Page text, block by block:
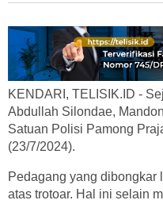
KENDARI, TELISIK.ID -
Abdullah Silondae,
Satuan Polisi Pamong
(23/7/2024).
Pedagang yang dibongkar
atas trotoar. Hal ini selain